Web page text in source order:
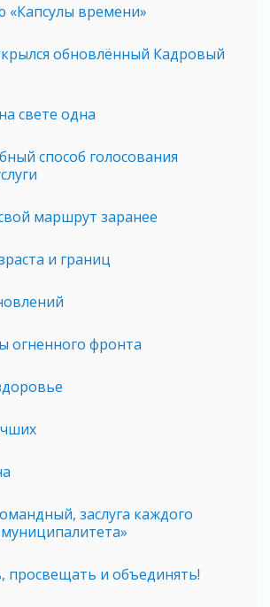
«Капсулы времени»
обновлённый Кадровый
свете одна
способ голосования
маршрут заранее
и границ
огненного фронта
заслуга каждого
просвещать и объединять!